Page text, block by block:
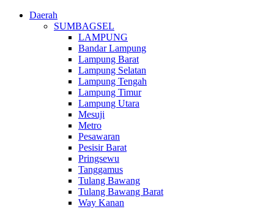
Daerah
SUMBAGSEL
LAMPUNG
Bandar Lampung
Lampung Barat
Lampung Selatan
Lampung Tengah
Lampung Timur
Lampung Utara
Mesuji
Metro
Pesawaran
Pesisir Barat
Pringsewu
Tanggamus
Tulang Bawang
Tulang Bawang Barat
Way Kanan